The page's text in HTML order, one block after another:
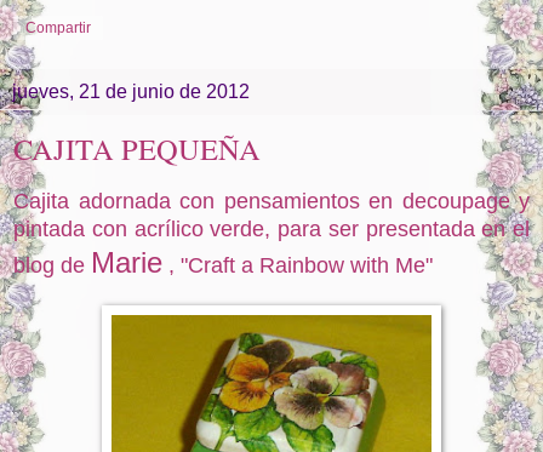
Compartir
jueves, 21 de junio de 2012
CAJITA PEQUEÑA
Cajita adornada con pensamientos en decoupage y
pintada con acrílico verde, para ser presentada en el
blog de Marie , "Craft a Rainbow with Me"